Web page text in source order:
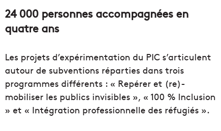
24 000 personnes accompagnées en
quatre ans
Les projets d’expérimentation du PIC s’articulent
autour de subventions réparties dans trois
programmes différents : « Repérer et (re)-
mobiliser les publics invisibles », « 100 % Inclusion
» et « Intégration professionnelle des réfugiés ».